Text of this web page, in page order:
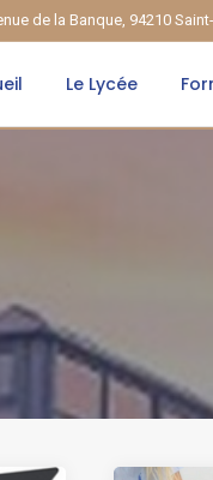
de la Banque, 94210
Le Lycée